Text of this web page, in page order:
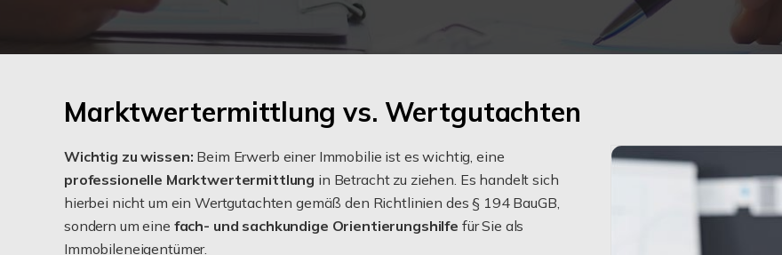
Marktwertermittlung vs. Wertgutachten
Wichtig zu wissen: Beim Erwerb einer Immobilie ist es wichtig, eine
professionelle Marktwertermittlung in Betracht zu ziehen. Es handelt sich
hierbei nicht um ein Wertgutachten gemäß den Richtlinien des § 194 BauGB,
sondern um eine fach- und sachkundige Orientierungshilfe für Sie als
Immobileneigentümer.